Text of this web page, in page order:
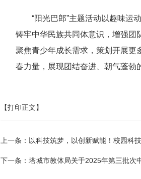
“阳光巴郎”主题活动以趣味运
铸牢中华民族共同体意识，增强团
聚焦青少年成长需求，策划开展更
春力量，展现团结奋进、朝气蓬勃
【打印正文】
上一条： 以科技筑梦，以创新赋能！校园科
下一条： 塔城市教体局关于2025年第三批次